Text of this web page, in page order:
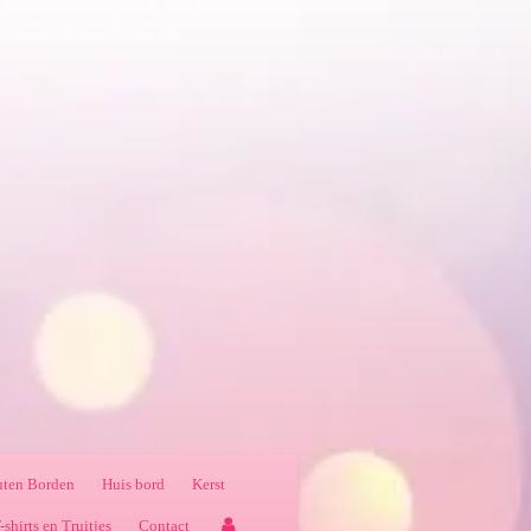
Borden Huis bord Kerst
shirts en Truitjes Contact